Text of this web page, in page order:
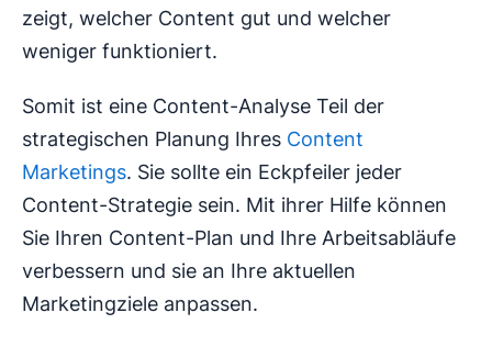
zeigt, welcher Content gut und welcher
weniger funktioniert.
Somit ist eine Content-Analyse Teil der
strategischen Planung Ihres Content
Marketings. Sie sollte ein Eckpfeiler jeder
Content-Strategie sein. Mit ihrer Hilfe können
Sie Ihren Content-Plan und Ihre Arbeitsabläufe
verbessern und sie an Ihre aktuellen
Marketingziele anpassen.